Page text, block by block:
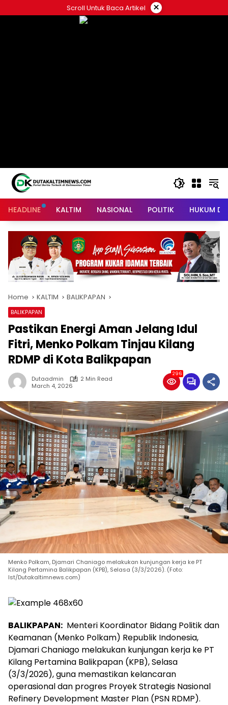
to
Scroll Untuk Baca Artikel ×
HEADLINE KALTIM NASIONAL POLITIK HUKUM
Home KALTIM BALIKPAPAN
BALIKPAPAN
Pastikan Energi Aman Jelang Idul
Fitri, Menko Polkam Tinjau Kilang
RDMP di Kota Balikpapan
Dutaadmin
2 Min Read
March 4, 2026
296
Menko Polkam, Djamari Chaniago melakukan kunjungan kerja ke PT
Kilang Pertamina Balikpapan (KPB), Selasa (3/3/2026). (Foto:
Ist/Dutakaltimnews.com)
BALIKPAPAN: Menteri Koordinator Bidang Politik dan
Keamanan (Menko Polkam) Republik Indonesia,
Djamari Chaniago melakukan kunjungan kerja ke PT
Kilang Pertamina Balikpapan (KPB), Selasa
(3/3/2026), guna memastikan kelancaran
operasional dan progres Proyek Strategis Nasional
Refinery Development Master Plan (PSN RDMP).